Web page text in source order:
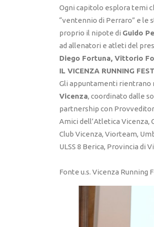
Ogni capitolo esplora temi
“ventennio di Perraro” e le
proprio il nipote di Guido
ad allenatori e atleti del
Diego Fortuna, Vittorio
IL VICENZA RUNNING
Gli appuntamenti rientrano
Vicenza, coordinato dalle
partnership con
Amici dell’Atletica Vicenza,
Club Vicenza, Viorteam,
ULSS 8 Berica, Provincia di
Fonte u.s. Vicenza Running